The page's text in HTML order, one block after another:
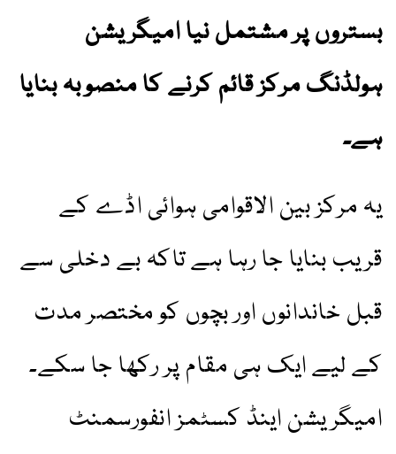
بستروں پر مشتمل نیا امیگریشن
ہولڈنگ مرکز قائم کرنے کا منصوبہ بنایا
ہے۔
یہ مرکز بین الاقوامی ہوائی اڈے کے
قریب بنایا جا رہا ہے تاکہ بے دخلی سے
قبل خاندانوں اور بچوں کو مختصر مدت
کے لیے ایک ہی مقام پر رکھا جا سکے۔
امیگریشن اینڈ کسٹمز انفورسمنٹ